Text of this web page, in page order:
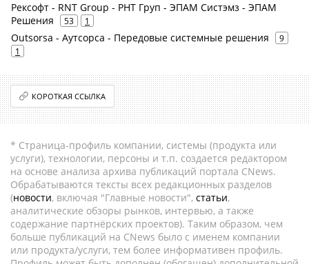
Рексофт - RNT Group - РНТ Груп - ЭПАМ Систэмз - ЭПАМ
Решения
53 1
Outsorsa - Аутсорса - Передовые системные решения
9
1
КОРОТКАЯ ССЫЛКА
* Страница-профиль компании, системы (продукта или
услуги), технологии, персоны и т.п. создается редактором
на основе анализа архива публикаций портала CNews.
Обрабатываются тексты всех редакционных разделов
(новости, включая "Главные новости", статьи,
аналитические обзоры рынков, интервью, а также
содержание партнёрских проектов). Таким образом, чем
больше публикаций на CNews было с именем компании
или продукта/услуги, тем более информативен профиль.